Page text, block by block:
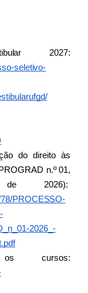
seletivo-
do direito às
n.º 01,
PROCESSO-
2026_-